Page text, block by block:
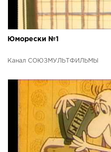
Юморески №1
Канал СОЮЗМУЛЬТФИЛЬМЫ